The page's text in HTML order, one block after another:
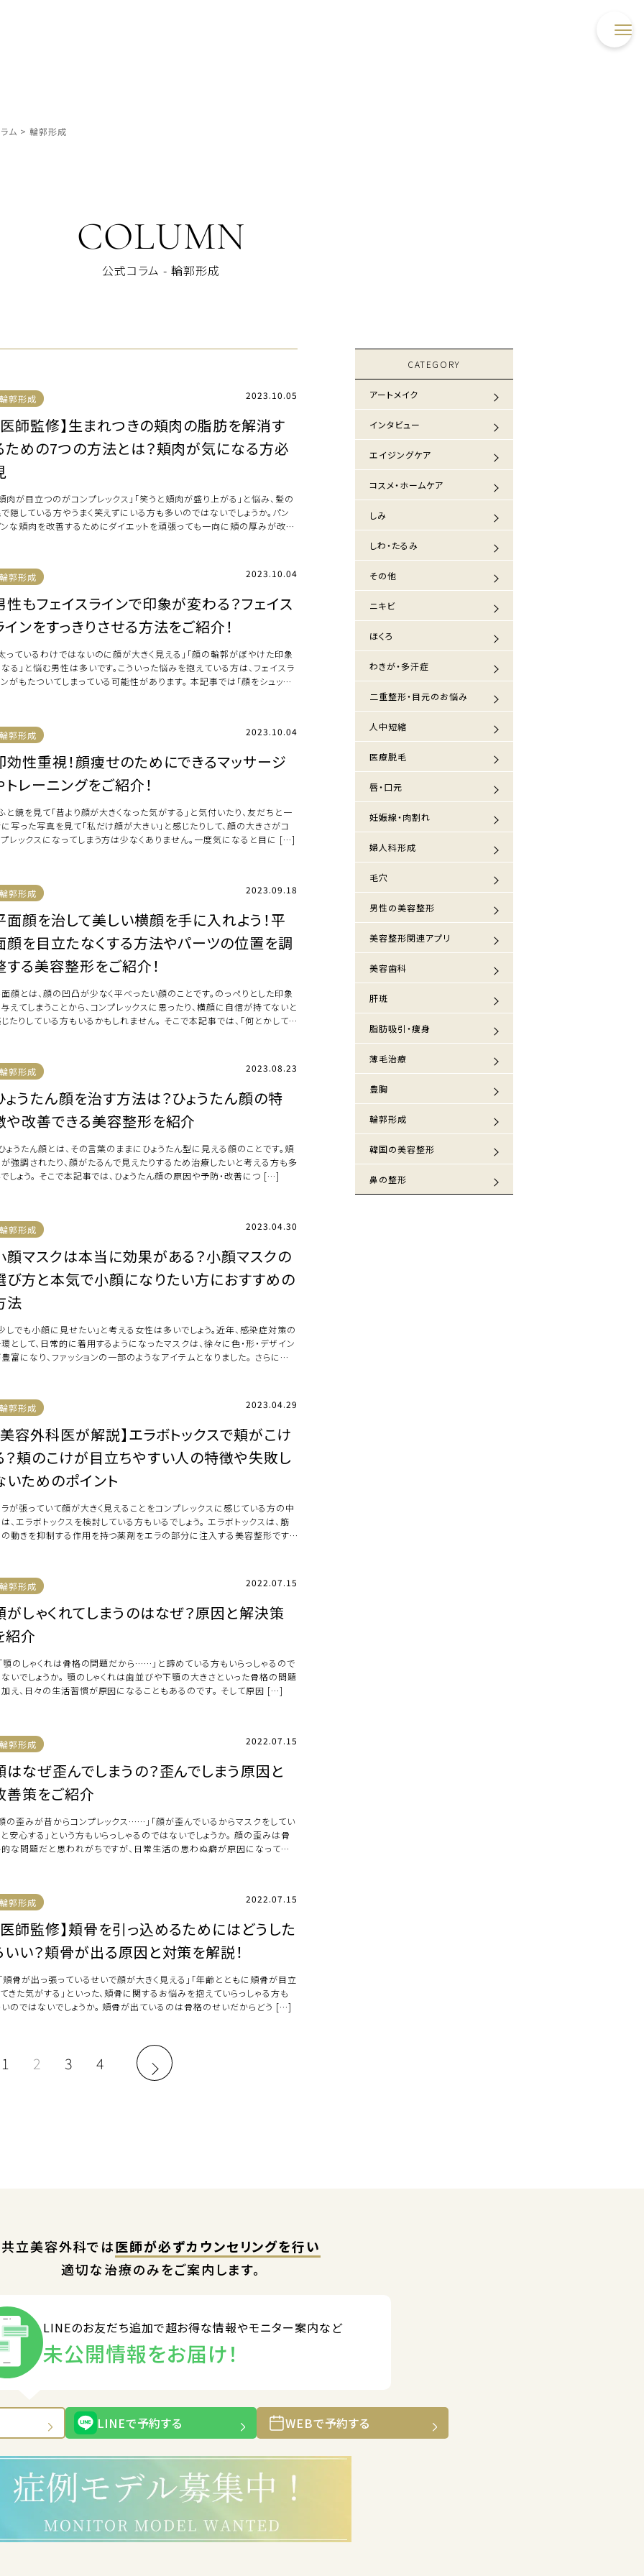
ム > 輪郭形成
COLUMN
公式コラム - 輪郭形成
輪郭形成 2023.10.05
医師監修】生まれつきの頬肉の脂肪を解消す
ための7つの方法とは？頬肉が気になる方必
肉が目立つのがコンプレックス」「笑うと頬肉が盛り上がる」と悩み、髪の
隠している方やうまく笑えずにいる方も多いのではないでしょうか。パン
な頬肉を改善するためにダイエットを頑張っても一向に頬の厚みが改善
輪郭形成 2023.10.04
性もフェイスラインで印象が変わる？フェイス
インをすっきりさせる方法をご紹介！
っているわけではないのに顔が大きく見える」「顔の輪郭がぼやけた印象
る」と悩む男性は多いです。こういった悩みを抱えている方は、フェイスラ
がもたついてしまっている可能性があります。 本記事では「顔をシュッと
輪郭形成 2023.10.04
効性重視！顔痩せのためにできるマッサージ
トレーニングをご紹介！
鏡を見て「昔より顔が大きくなった気がする」と気付いたり、友だちと一
写った写真を見て「私だけ顔が大きい」と感じたりして、顔の大きさがコ
レックスになってしまう方は少なくありません。一度気になると目に […]
輪郭形成 2023.09.18
面顔を治して美しい横顔を手に入れよう！平
顔を目立たなくする方法やパーツの位置を調
する美容整形をご紹介！
顔とは、顔の凹凸が少なく平べったい顔のことです。のっぺりとした印象
えてしまうことから、コンプレックスに思ったり、横顔に自信が持てないと
たりしている方もいるかもしれません。 そこで本記事では、「何とかして
輪郭形成 2023.08.23
ょうたん顔を治す方法は？ひょうたん顔の特
や改善できる美容整形を紹介
うたん顔とは、その言葉のままにひょうたん型に見える顔のことです。頬
強調されたり、顔がたるんで見えたりするため治療したいと考える方も多
しょう。 そこで本記事では、ひょうたん顔の原因や予防・改善につ […]
輪郭形成 2023.04.30
顔マスクは本当に効果がある？小顔マスクの
び方と本気で小顔になりたい方におすすめの
法
しでも小顔に見せたい」と考える女性は多いでしょう。近年、感染症対策の
として、日常的に着用するようになったマスクは、徐々に色・形・デザイン
富になり、ファッションの一部のようなアイテムとなりました。 さらには、
輪郭形成 2023.04.29
美容外科医が解説】エラボトックスで頬がこけ
？頬のこけが目立ちやすい人の特徴や失敗し
いためのポイント
が張っていて顔が大きく見えることをコンプレックスに感じている方の中
、エラボトックスを検討している方もいるでしょう。 エラボトックスは、筋
動きを抑制する作用を持つ薬剤をエラの部分に注入する美容整形です。
輪郭形成 2022.07.15
がしゃくれてしまうのはなぜ？原因と解決策
紹介
のしゃくれは骨格の問題だから……」と諦めている方もいらっしゃるので
いでしょうか。 顎のしゃくれは歯並びや下顎の大きさといった骨格の問題
え、日々の生活習慣が原因になることもあるのです。 そして原因 […]
輪郭形成 2022.07.15
はなぜ歪んでしまうの？歪んでしまう原因と
善策をご紹介
の歪みが昔からコンプレックス……」「顔が歪んでいるからマスクをしてい
安心する」という方もいらっしゃるのではないでしょうか。 顔の歪みは骨
な問題だと思われがちですが、日常生活の思わぬ癖が原因になってい
輪郭形成 2022.07.15
医師監修】頬骨を引っ込めるためにはどうした
いい？頬骨が出る原因と対策を解説！
骨が出っ張っているせいで顔が大きく見える」「年齢とともに頬骨が目立
きた気がする」といった、頬骨に関するお悩みを抱えていらっしゃる方も
のではないでしょうか。 頬骨が出ているのは骨格のせいだからどう […]
1 2 3 4
CATEGORY
アートメイク
インタビュー
エイジングケア
コスメ・ホームケア
しみ
しわ・たるみ
その他
ニキビ
ほくろ
わきが・多汗症
二重整形・目元のお悩み
人中短縮
医療脱毛
唇・口元
妊娠線・肉割れ
婦人科形成
毛穴
男性の美容整形
美容整形関連アプリ
美容歯科
肝斑
脂肪吸引・痩身
薄毛治療
豊胸
輪郭形成
韓国の美容整形
鼻の整形
共立美容外科では医師が必ずカウンセリングを行い
適切な治療のみをご案内します。
LINEのお友だち追加で超お得な情報やモニター案内など
未公開情報をお届け！
LINEで予約する WEBで予約する